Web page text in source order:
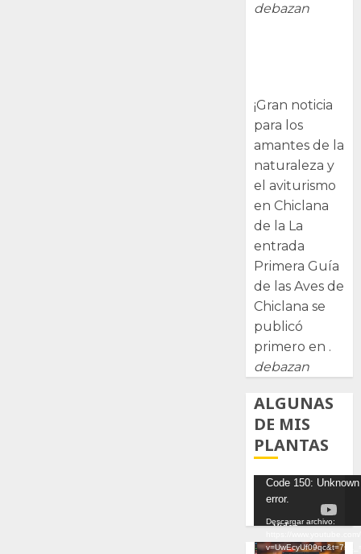
debazan
¡Gran noticia
para los
amantes de la
naturaleza y
el aviturismo
en Chiclana
de la La
entrada
Primera Guía
de las Aves de
Chiclana se
publicó
primero en .
debazan
ALGUNAS
DE MIS
PLANTAS
Reproductor
de
vídeo
Code 150: Unknown
error.
Descargar archivo: